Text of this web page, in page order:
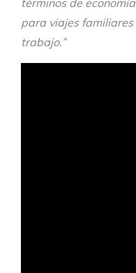
para viajes
trabajo.”